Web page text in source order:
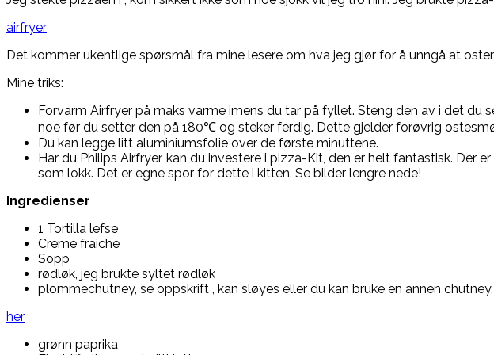
airfryer
Det kommer ukentlige spørsmål fra mine lesere om hva jeg gjør for å unngå at
Mine triks:
Forvarm Airfryer på maks varme imens du tar på fyllet. Steng den av i det
noe før du setter den på 180℃ og steker ferdig. Dette gjelder forøvrig
Du kan legge litt aluminiumsfolie over de første minuttene.
Har du Philips Airfryer, kan du investere i pizza-Kit, den er helt fantastisk. Der
som lokk. Det er egne spor for dette i kitten. Se bilder lengre nede!
Ingredienser
1 Tortilla lefse
Creme fraiche
Sopp
rødløk, jeg brukte syltet rødløk
plommechutney, se oppskrift , kan sløyes eller du kan bruke en annen
her
grønn paprika